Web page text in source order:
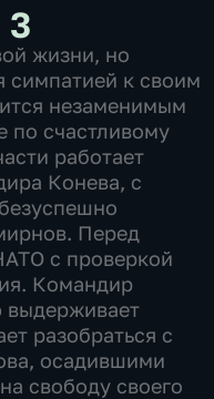
3
жизни, но
симпатией к своим
незаменимым
по счастливому
работает
Конева, с
Перед
с проверкой
Командир
выдерживает
разобраться с
осадившими
свободу своего